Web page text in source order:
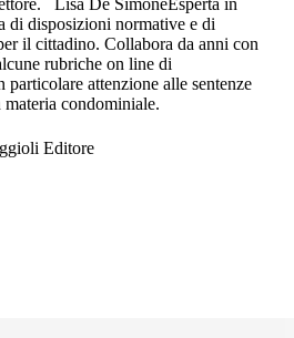
Lisa De SimoneEsperta in
di disposizioni normative e di
il cittadino. Collabora da anni con
rubriche on line di
attenzione alle sentenze
condominiale.
Editore